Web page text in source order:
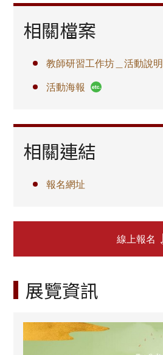
相關檔案
教師研習工作坊＿活動說明
活動海報
相關連結
報名網址
線上報名
展覽資訊